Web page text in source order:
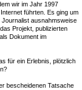
wir im Jahr 1997
führten. Es ging um
ausnahmsweise
Projekt, publizierten
Dokument im
für ein Erlebnis, plötzlich
bescheidenen Tatsache